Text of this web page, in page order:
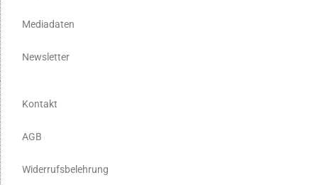
Mediadaten
Newsletter
Kontakt
AGB
Widerrufsbelehrung